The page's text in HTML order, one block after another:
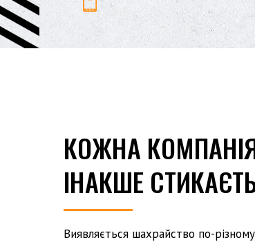
КОЖНА
ІНАКШЕ
Виявляється шахрайство по-